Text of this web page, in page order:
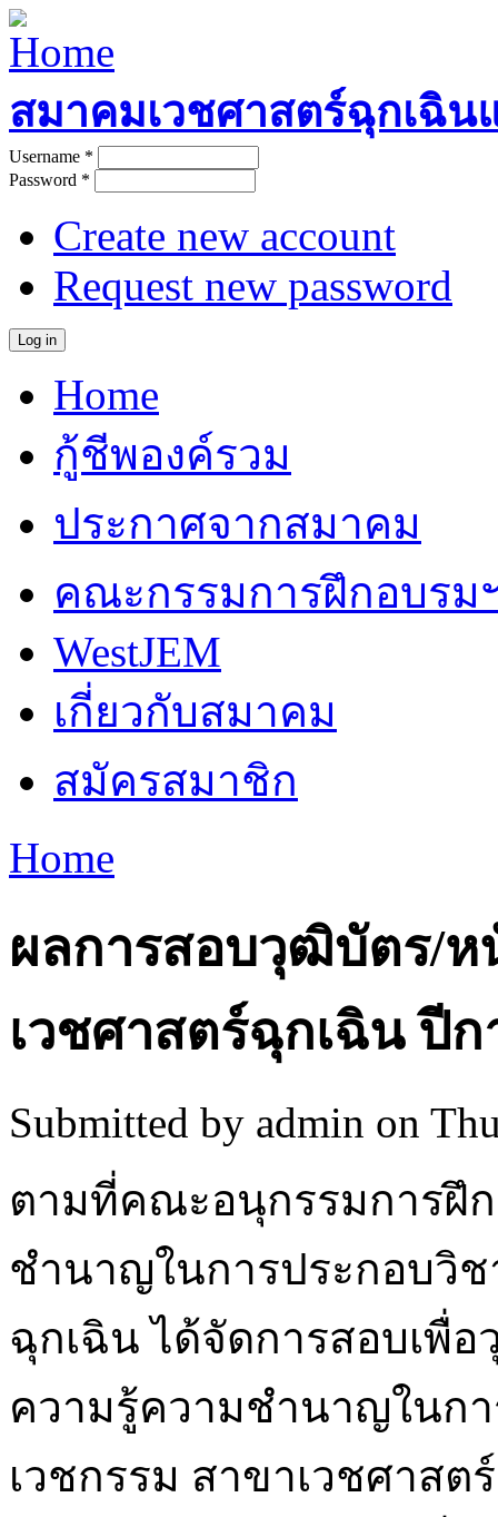
Skip to main content
สมาคมเวชศาสตร์ฉุกเฉิน
User login
Username *
Password *
Create new account
Request new password
Main menu
Home
กู้ชีพองค์รวม
ประกาศจากสมาคม
คณะกรรมการฝึกอบรม
WestJEM
เกี่ยวกับสมาคม
สมัครสมาชิก
You are here
Home
ผลการสอบวุฒิบัตร/ห
เวชศาสตร์ฉุกเฉิน ปีก
Submitted by admin on
ตามที่คณะอนุกรรมการฝึ
ชำนาญในการประกอบวิช
ฉุกเฉิน ได้จัดการสอบเพื่
ความรู้ความชำนาญในก
เวชกรรม สาขาเวชศาส